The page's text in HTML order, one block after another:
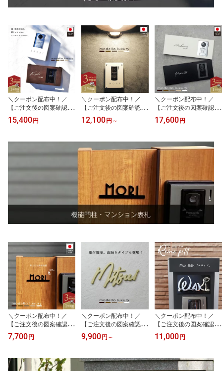
＼クーポン配布中！／
【ご注文後の図案確認あ
り！】取付け簡単！軽く
てサビにくいインターホ
ェ 縦型or横型】アルミ表
ネームプレート インター
ホン 漢字 番地 日本製
15,400円
＼クーポン配布中！／
【ご注文後の図案確認あ
り！】取付簡単！インタ
ーホンカバー表札【プロ
ク製専用 ステンレス 穴
開け不要 インターホンカ
バー シール テープ ドア
ホン 日本製
12,100円 ～
＼クーポン配布中！／
【ご注文後の図案確認あ
り！】取付簡単！軽くて
サビにくいインターホン
ェ】アルミ 穴開け不要
幅385mm 貼り付け 漢字
番地 日本製
17,600円
＼クーポン配布中！／
【ご注文後の図案確認あ
り！】表札 ステンレス
貼るだけ簡単 全3サイズ
プレート 戸建て マンシ
ョン 機能門柱 貼り付け
7,700 円
＼クーポン配布中！／
【ご注文後の図案確認あ
り！】表札 シール ステ
ンレス【エクリチュール
き風文字 アイアン調 ネ
ームプレート 戸建て お
9,900 円 ～
＼クーポン配布中！／
【ご注文後の図案確認あ
り！】表札 ステンレス
【レーヌ プチ】機能門柱
マンション おしゃれ ネ
ームプレート 3mm厚 か
11,000 円